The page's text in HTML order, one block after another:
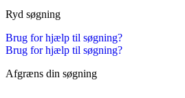
Ryd søgning
Brug for hjælp til søgning?
Brug for hjælp til søgning?
Afgræns din søgning